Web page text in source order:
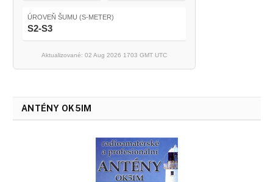
ÚROVEŇ ŠUMU (S-METER)
S2-S3
Aktualizované: 02 Aug 2026 1703 GMT UTC
ANTÉNY OK5IM